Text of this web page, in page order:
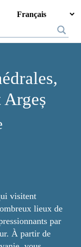
visitent
lieux de
par
À partir de